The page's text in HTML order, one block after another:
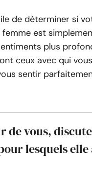
de déterminer si
est
plus
ceux avec qui
sentir
de vous,
lesquels elle